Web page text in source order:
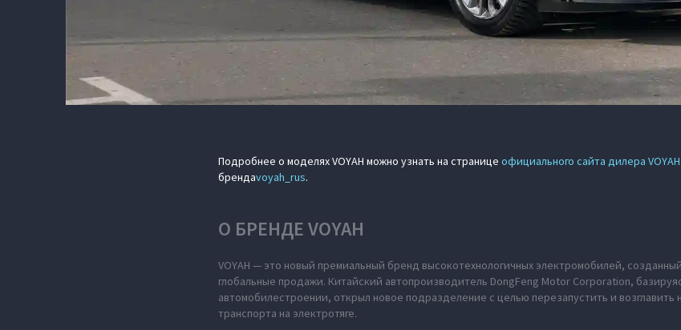
Подробнее о моделях VOYAH можно узнать на странице официального сайта дилера VOYAH
брендаvoyah_rus.
О БРЕНДЕ VOYAH
VOYAH — это новый премиальный бренд высокотехнологичных электромобилей,
глобальные продажи. Китайский автопроизводитель DongFeng Motor Corporation,
автомобилестроении, открыл новое подразделение с целью перезапустить и возглавить
транспорта на электротяге.